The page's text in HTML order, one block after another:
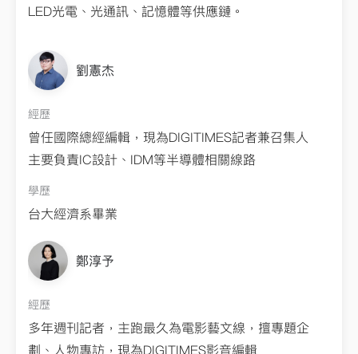
LED光電、光通訊、記憶體等供應鏈。
政大新聞所劉憲杰
經歷
曾任國際總經編輯，現為DIGITIMES記者兼召集人
主要負責IC設計、IDM等半導體相關線路
學歷
鄭淳予
經歷
多年週刊記者，主跑最久為電影藝文線，擅專題企
劃、人物專訪，現為DIGITIMES影音編輯